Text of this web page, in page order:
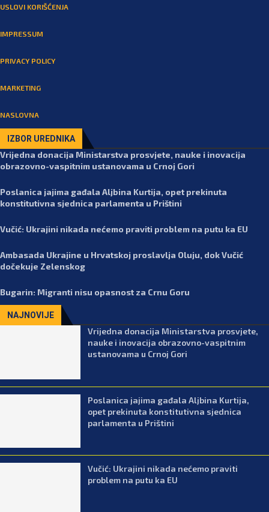
USLOVI KORIŠĆENJA
IMPRESSUM
PRIVACY POLICY
MARKETING
NASLOVNA
IZBOR UREDNIKA
Vrijedna donacija Ministarstva prosvjete, nauke i inovacija
obrazovno-vaspitnim ustanovama u Crnoj Gori
Poslanica jajima gađala Aljbina Kurtija, opet prekinuta
konstitutivna sjednica parlamenta u Prištini
Vučić: Ukrajini nikada nećemo praviti problem na putu ka EU
Ambasada Ukrajine u Hrvatskoj proslavlja Oluju, dok Vučić
dočekuje Zelenskog
Bugarin: Migranti nisu opasnost za Crnu Goru
NAJNOVIJE
Vrijedna donacija Ministarstva prosvjete,
nauke i inovacija obrazovno-vaspitnim
ustanovama u Crnoj Gori
Poslanica jajima gađala Aljbina Kurtija,
opet prekinuta konstitutivna sjednica
parlamenta u Prištini
Vučić: Ukrajini nikada nećemo praviti
problem na putu ka EU